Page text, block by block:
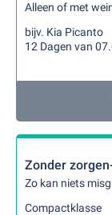
Alleen of met
bijv. Kia Picanto
12 Dagen van
Zonder
Zo kan niets
Compactklasse